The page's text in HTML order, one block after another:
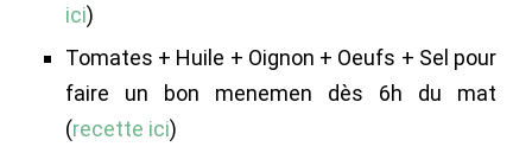
ici)
Tomates + Huile + Oignon + Oeufs + Sel pour
faire un bon menemen dès 6h du mat
(recette ici)